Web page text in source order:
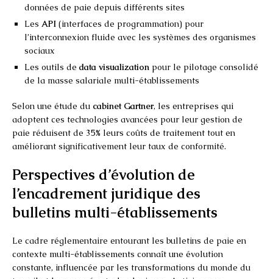
données de paie depuis différents sites
Les API (interfaces de programmation) pour
l’interconnexion fluide avec les systèmes des organismes
sociaux
Les outils de data visualization pour le pilotage consolidé
de la masse salariale multi-établissements
Selon une étude du cabinet Gartner, les entreprises qui
adoptent ces technologies avancées pour leur gestion de
paie réduisent de 35% leurs coûts de traitement tout en
améliorant significativement leur taux de conformité.
Perspectives d’évolution de
l’encadrement juridique des
bulletins multi-établissements
Le cadre réglementaire entourant les bulletins de paie en
contexte multi-établissements connaît une évolution
constante, influencée par les transformations du monde du